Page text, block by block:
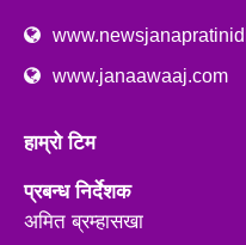
www.janaawaaj.com
हाम्रो टिम
प्रबन्ध निर्देशक
अमित ब्रम्हासखा